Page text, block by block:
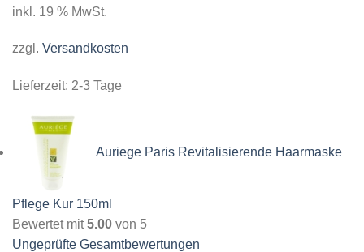
inkl. 19 % MwSt.
zzgl. Versandkosten
Lieferzeit: 2-3 Tage
Auriege Paris Revitalisierende Haarmaske
Pflege Kur 150ml
Bewertet mit5.00 von 5
Ungeprüfte Gesamtbewertungen